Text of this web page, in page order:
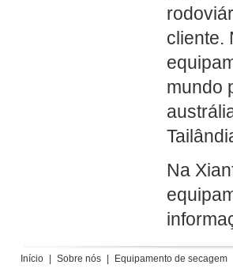
cliente.
mundo
Na
Início Sobre nós Equipamento de secagem